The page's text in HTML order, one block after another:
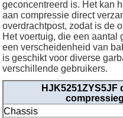
geconcentreerd is. Het kan
aan compressie direct
overdrachtpost, zodat is de
Het voertuig, die een aantal
een verscheidenheid van
is geschikt voor diverse
verschillende gebruikers.
HJK5251ZYS5JF
Chassis